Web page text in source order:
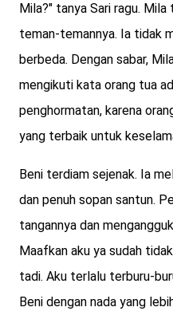
Mila?" tanya Sari ragu.
teman-temannya. Ia tidak
berbeda. Dengan sabar,
mengikuti kata orang tua
penghormatan, karena
yang terbaik untuk
Beni terdiam sejenak. Ia
dan penuh sopan santun.
tangannya dan
Maafkan aku ya sudah
tadi. Aku terlalu terburu-
Beni dengan nada yang